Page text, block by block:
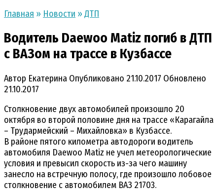
Главная » Новости » ДТП
Водитель Daewoo Matiz погиб в ДТП
с ВАЗом на трассе в Кузбассе
Автор Екатерина Опубликовано 21.10.2017 Обновлено
21.10.2017
Столкновение двух автомобилей произошло 20
октября во второй половине дня на трассе «Карагайла
– Трудармейский – Михайловка» в Кузбассе.
В районе пятого километра автодороги водитель
автомобиля Daewoo Matiz не учел метеорологические
условия и превысил скорость из-за чего машину
занесло на встречную полосу, где произошло лобовое
столкновение с автомобилем ВАЗ 21703.